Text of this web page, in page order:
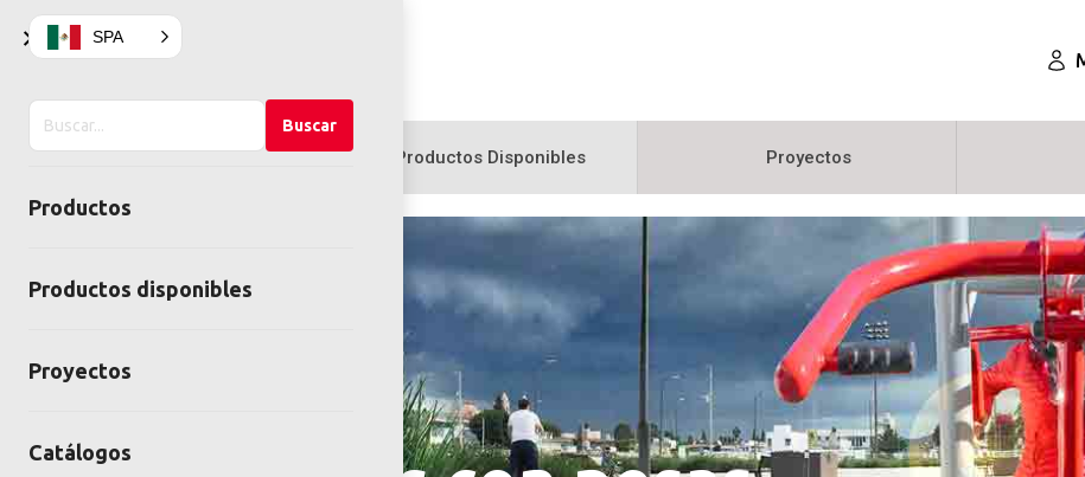
Productos Productos Disponibles Proyectos
×
Buscar
en
Buscar
Productos
Productos disponibles
Proyectos
Catálogos
SPA